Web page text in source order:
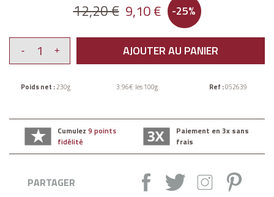
12,20 € 9,10 € -25%
AJOUTER AU PANIER
Poids net :230g 3.96€ les 100g Ref :052639
Cumulez 9 points
fidélité
Paiement en 3x sans
frais
PARTAGER Partager :Tweet Instagram